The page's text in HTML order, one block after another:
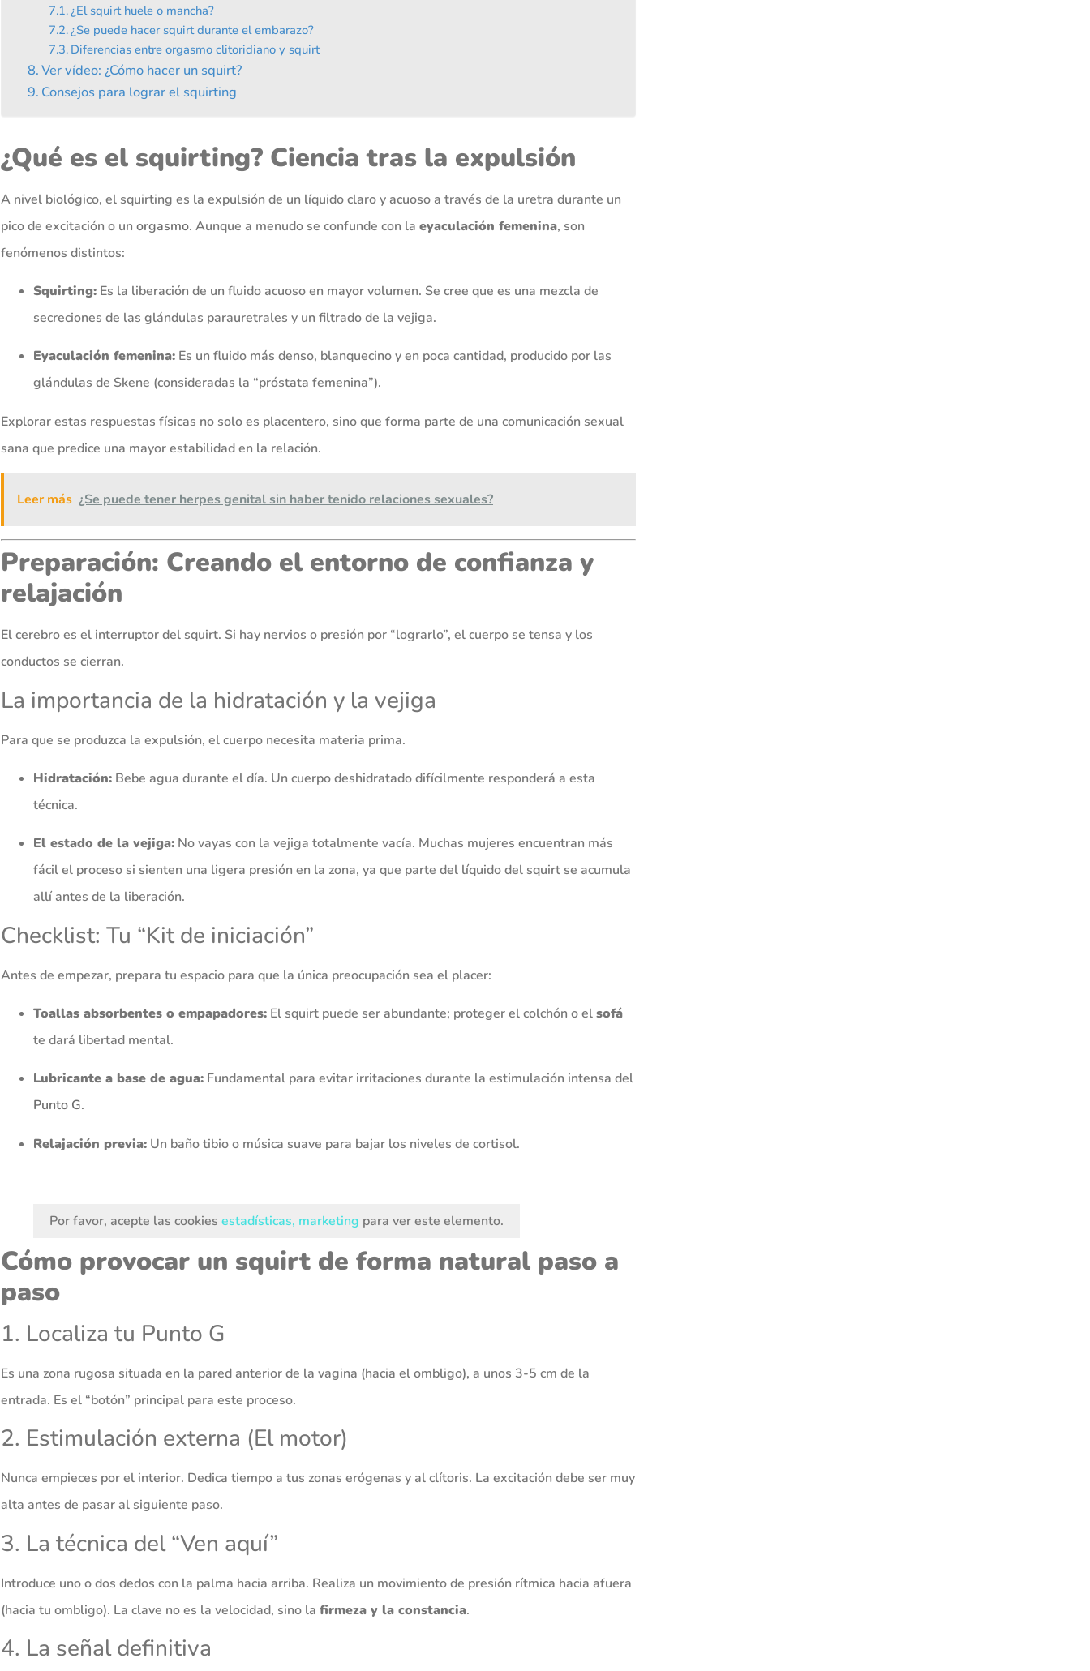
¿El squirt huele o mancha?
¿Se puede hacer squirt durante el embarazo?
Diferencias entre orgasmo clitoridiano y squirt
Ver vídeo: ¿Cómo hacer un squirt?
Consejos para lograr el squirting
¿Qué es el squirting? Ciencia tras la expulsión
A nivel biológico, el squirting es la expulsión de un líquido claro y acuoso a través de la uretra durante un
pico de excitación o un orgasmo. Aunque a menudo se confunde con la eyaculación femenina, son
fenómenos distintos:
Squirting: Es la liberación de un fluido acuoso en mayor volumen. Se cree que es una mezcla de
secreciones de las glándulas parauretrales y un filtrado de la vejiga.
Eyaculación femenina: Es un fluido más denso, blanquecino y en poca cantidad, producido por las
glándulas de Skene (consideradas la “próstata femenina”).
Explorar estas respuestas físicas no solo es placentero, sino que forma parte de una comunicación sexual
sana que predice una mayor estabilidad en la relación.
Leer más ¿Se puede tener herpes genital sin haber tenido relaciones sexuales?
Preparación: Creando el entorno de confianza y
relajación
El cerebro es el interruptor del squirt. Si hay nervios o presión por “lograrlo”, el cuerpo se tensa y los
conductos se cierran.
La importancia de la hidratación y la vejiga
Para que se produzca la expulsión, el cuerpo necesita materia prima.
Hidratación: Bebe agua durante el día. Un cuerpo deshidratado difícilmente responderá a esta
técnica.
El estado de la vejiga: No vayas con la vejiga totalmente vacía. Muchas mujeres encuentran más
fácil el proceso si sienten una ligera presión en la zona, ya que parte del líquido del squirt se acumula
allí antes de la liberación.
Checklist: Tu “Kit de iniciación”
Antes de empezar, prepara tu espacio para que la única preocupación sea el placer:
Toallas absorbentes o empapadores: El squirt puede ser abundante; proteger el colchón o elsofá
te dará libertad mental.
Lubricante a base de agua: Fundamental para evitar irritaciones durante la estimulación intensa del
Punto G.
Relajación previa: Un baño tibio o música suave para bajar los niveles de cortisol.
Por favor, acepte las cookies estadísticas, marketing para ver este elemento.
Cómo provocar un squirt de forma natural paso a
paso
1. Localiza tu Punto G
Es una zona rugosa situada en la pared anterior de la vagina (hacia el ombligo), a unos 3-5 cm de la
entrada. Es el “botón” principal para este proceso.
2. Estimulación externa (El motor)
Nunca empieces por el interior. Dedica tiempo a tus zonas erógenas y al clítoris. La excitación debe ser muy
alta antes de pasar al siguiente paso.
3. La técnica del “Ven aquí”
Introduce uno o dos dedos con la palma hacia arriba. Realiza un movimiento de presión rítmica hacia afuera
(hacia tu ombligo). La clave no es la velocidad, sino la firmeza y la constancia.
4. La señal definitiva